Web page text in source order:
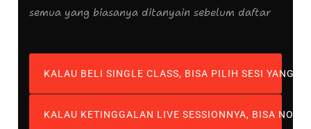
semua yang biasanya ditanyain sebelum daftar
KALAU BELI SINGLE CLASS, BISA PILIH SESI YANG
KALAU KETINGGALAN LIVE SESSIONNYA, BISA